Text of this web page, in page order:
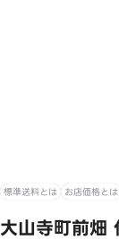
標準送料とは お店価格とは
大山寺町前畑